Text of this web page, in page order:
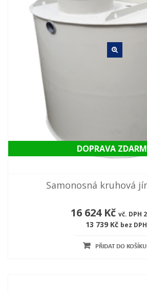
DOPRAVA
Samonosná kruhová
16 624 Kč vč. DPH
13 739 Kč bez DPH
PŘIDAT DO KOŠÍKU